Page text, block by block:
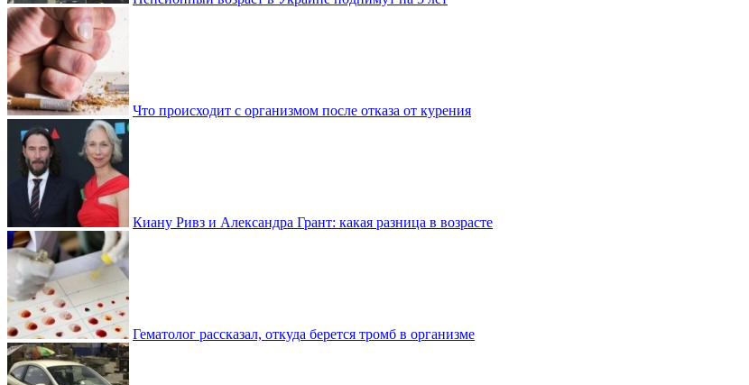
Что происходит с организмом после отказа от курения
Киану Ривз и Александра Грант: какая разница в возрасте
Гематолог рассказал, откуда берется тромб в организме